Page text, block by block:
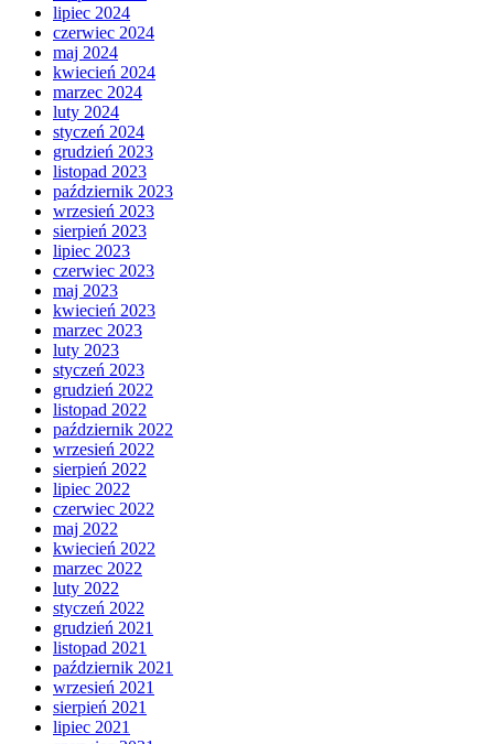
lipiec 2024
czerwiec 2024
maj 2024
kwiecień 2024
marzec 2024
luty 2024
styczeń 2024
grudzień 2023
listopad 2023
październik 2023
wrzesień 2023
sierpień 2023
lipiec 2023
czerwiec 2023
maj 2023
kwiecień 2023
marzec 2023
luty 2023
styczeń 2023
grudzień 2022
listopad 2022
październik 2022
wrzesień 2022
sierpień 2022
lipiec 2022
czerwiec 2022
maj 2022
kwiecień 2022
marzec 2022
luty 2022
styczeń 2022
grudzień 2021
listopad 2021
październik 2021
wrzesień 2021
sierpień 2021
lipiec 2021